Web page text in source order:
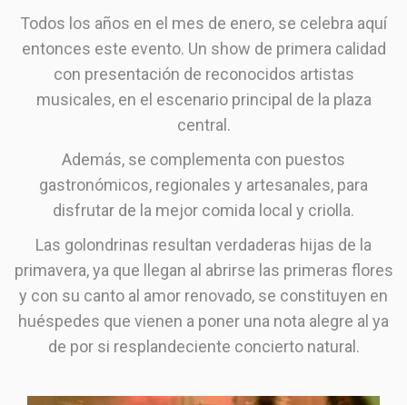
Todos los años en el mes de enero, se celebra aquí
entonces este evento. Un show de primera calidad
con presentación de reconocidos artistas
musicales, en el escenario principal de la plaza
central.
Además, se complementa con puestos
gastronómicos, regionales y artesanales, para
disfrutar de la mejor comida local y criolla.
Las golondrinas resultan verdaderas hijas de la
primavera, ya que llegan al abrirse las primeras flores
y con su canto al amor renovado, se constituyen en
huéspedes que vienen a poner una nota alegre al ya
de por si resplandeciente concierto natural.